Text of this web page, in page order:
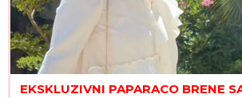
EKSKLUZIVNI PAPARACO BRENE